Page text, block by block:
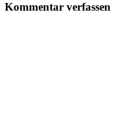
Kommentar verfassen